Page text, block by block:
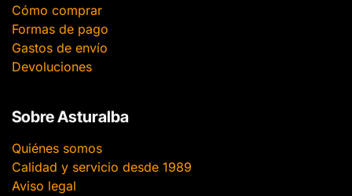
Cómo comprar
Formas de pago
Gastos de envío
Devoluciones
Sobre Asturalba
Quiénes somos
Calidad y servicio desde 1989
Aviso legal